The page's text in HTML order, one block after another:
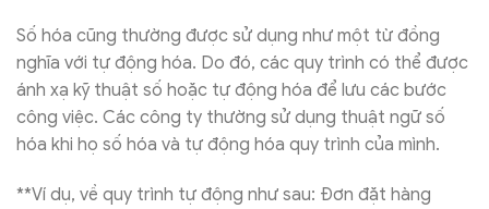
Số hóa cũng thường được sử dụng như một từ đồng
nghĩa với tự động hóa. Do đó, các quy trình có thể được
ánh xạ kỹ thuật số hoặc tự động hóa để lưu các bước
công việc. Các công ty thường sử dụng thuật ngữ số
hóa khi họ số hóa và tự động hóa quy trình của mình.
**Ví dụ, về quy trình tự động như sau: Đơn đặt hàng